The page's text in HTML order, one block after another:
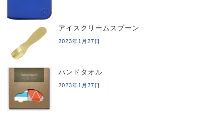
アイスクリームスプーン
2023年1月27日
ハンドタオル
2023年1月27日